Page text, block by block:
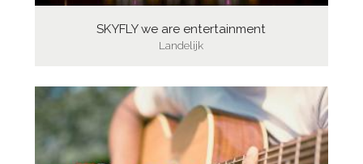
SKYFLY we are entertainment
Landelijk